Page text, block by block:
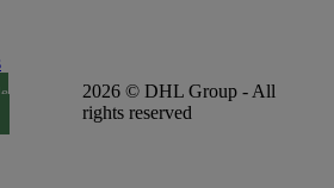
2026 © DHL Group - All
rights reserved